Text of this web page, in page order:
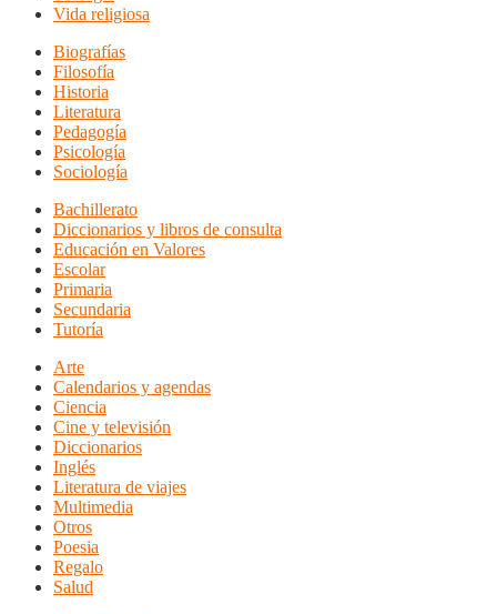
Vida religiosa
Biografías
Filosofía
Historia
Literatura
Pedagogía
Psicología
Sociología
Bachillerato
Diccionarios y libros de consulta
Educación en Valores
Escolar
Primaria
Secundaria
Tutoría
Arte
Calendarios y agendas
Ciencia
Cine y televisión
Diccionarios
Inglés
Literatura de viajes
Multimedia
Otros
Poesia
Regalo
Salud